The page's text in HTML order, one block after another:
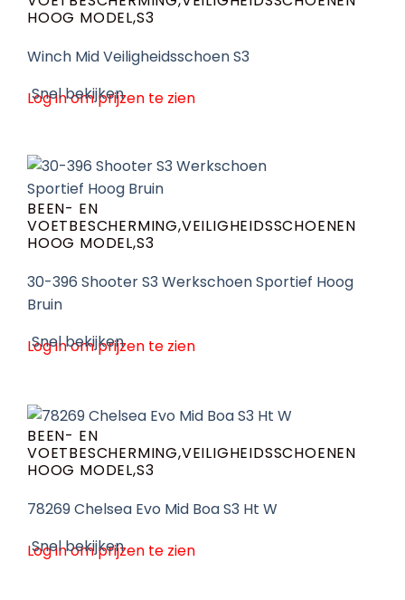
Snel bekijken
HOOG MODEL,S3
Winch Mid Veiligheidsschoen S3
Log in om prijzen te zien
Snel bekijken
BEEN- EN
VOETBESCHERMING,VEILIGHEIDSSCHOENEN
HOOG MODEL,S3
30-396 Shooter S3 Werkschoen Sportief Hoog
Bruin
Log in om prijzen te zien
Snel bekijken
BEEN- EN
VOETBESCHERMING,VEILIGHEIDSSCHOENEN
HOOG MODEL,S3
78269 Chelsea Evo Mid Boa S3 Ht W
Log in om prijzen te zien